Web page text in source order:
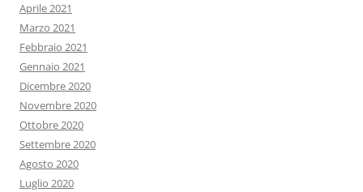
Aprile 2021
Marzo 2021
Febbraio 2021
Gennaio 2021
Dicembre 2020
Novembre 2020
Ottobre 2020
Settembre 2020
Agosto 2020
Luglio 2020